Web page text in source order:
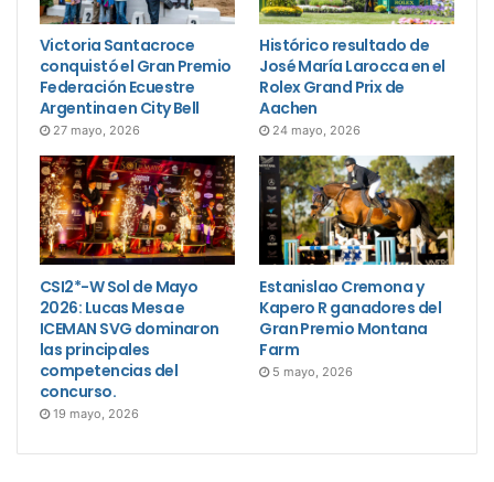
Victoria Santacroce
conquistó el Gran Premio
Federación Ecuestre
Argentina en City Bell
27 mayo, 2026
Histórico resultado de
José María Larocca en el
Rolex Grand Prix de
Aachen
24 mayo, 2026
CSI2*-W Sol de Mayo
2026: Lucas Mesa e
ICEMAN SVG dominaron
las principales
competencias del
concurso.
19 mayo, 2026
Estanislao Cremona y
Kapero R ganadores del
Gran Premio Montana
Farm
5 mayo, 2026